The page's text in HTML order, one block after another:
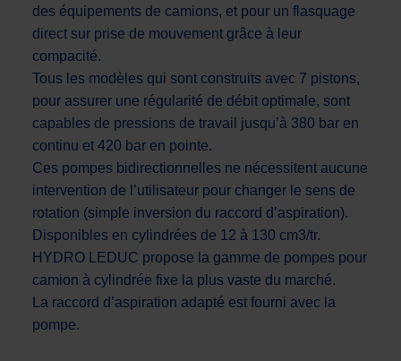
des équipements de camions, et pour un flasquage
direct sur prise de mouvement grâce à leur
compacité.
Tous les modèles qui sont construits avec 7 pistons,
pour assurer une régularité de débit optimale, sont
capables de pressions de travail jusqu’à 380 bar en
continu et 420 bar en pointe.
Ces pompes bidirectionnelles ne nécessitent aucune
intervention de l’utilisateur pour changer le sens de
rotation (simple inversion du raccord d’aspiration).
Disponibles en cylindrées de 12 à 130 cm3/tr.
HYDRO LEDUC propose la gamme de pompes pour
camion à cylindrée fixe la plus vaste du marché.
La raccord d’aspiration adapté est fourni avec la
pompe.